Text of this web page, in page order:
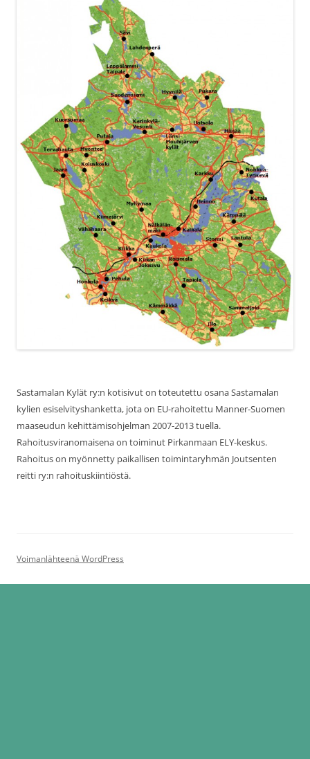
Sastamalan Kylät ry:n kotisivut on toteutettu osana Sastamalan
kylien esiselvityshanketta, jota on EU-rahoitettu Manner-Suomen
maaseudun kehittämisohjelman 2007-2013 tuella.
Rahoitusviranomaisena on toiminut Pirkanmaan ELY-keskus.
Rahoitus on myönnetty paikallisen toimintaryhmän Joutsenten
reitti ry:n rahoituskiintiöstä.
Voimanlähteenä WordPress